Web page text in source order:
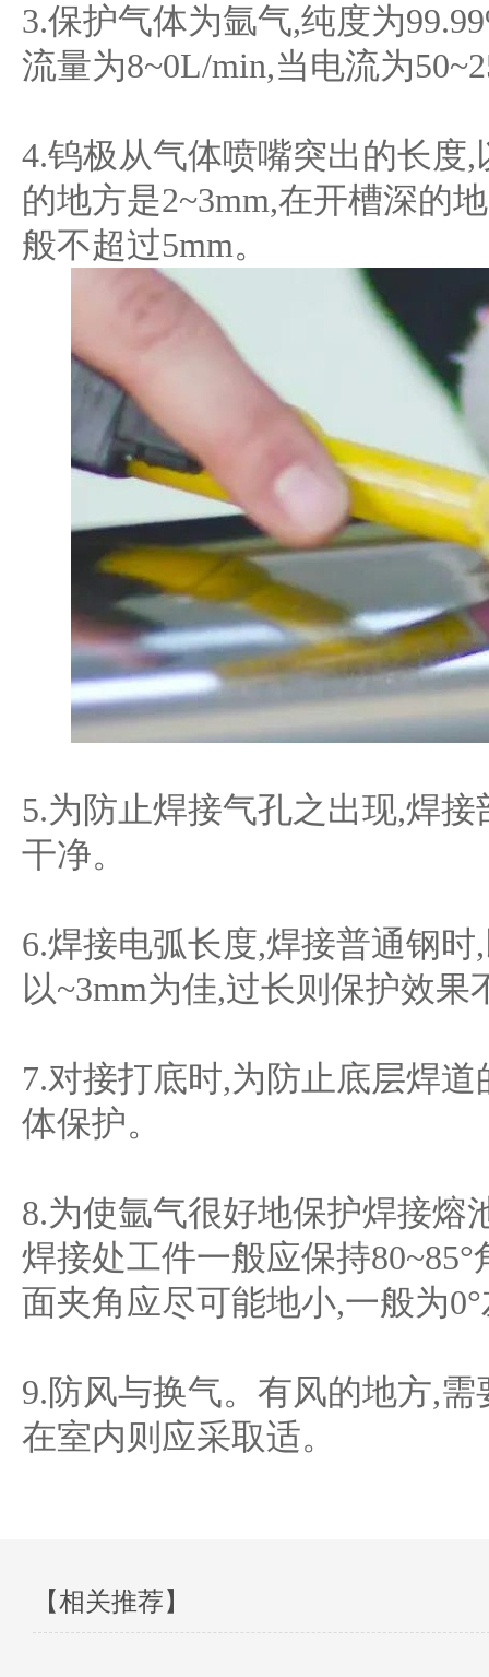
3.保护气体为氩气,纯度为
流量为8~0L/min,当电流为
4.钨极从气体喷嘴突出的长度
的地方是2~3mm,在开槽深的
般不超过5mm。
5.为防止焊接气孔之出现,焊
干净。
6.焊接电弧长度,焊接普通钢
以~3mm为佳,过长则保护效果
7.对接打底时,为防止底层焊
体保护。
8.为使氩气很好地保护焊接熔
焊接处工件一般应保持
面夹角应尽可能地小,一般为
9.防风与换气。有风的地方,
在室内则应采取适。
【相关推荐】